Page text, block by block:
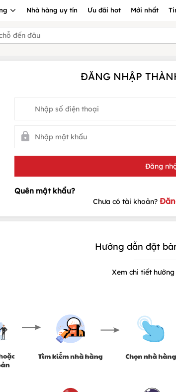
Nhà hàng uy tín Ưu đãi hot Mới nhất
ĐĂNG NHẬP
Chưa có tài khoản?
Hướng dẫn đặt
Xem chi tiết